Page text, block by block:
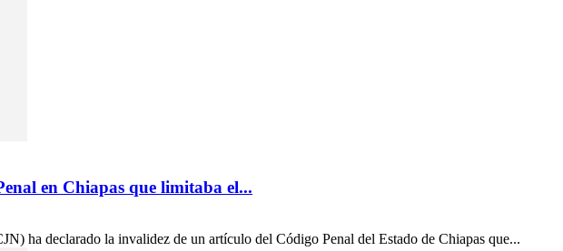
en Chiapas que limitaba el...
ha declarado la invalidez de un artículo del Código Penal del Estado de Chiapas que...